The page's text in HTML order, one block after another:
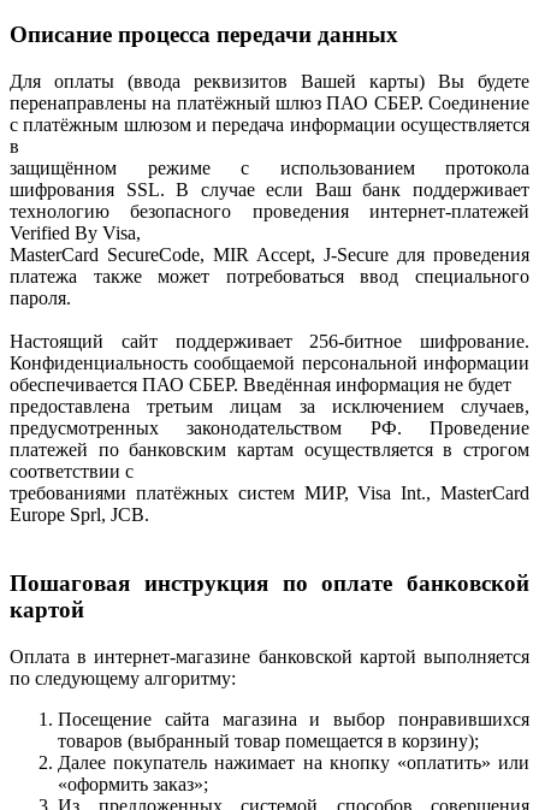
Описание процесса передачи данных
Для оплаты (ввода реквизитов Вашей карты) Вы будете
перенаправлены на платёжный шлюз ПАО СБЕР. Соединение
с платёжным шлюзом и передача информации осуществляется
в
защищённом режиме с использованием протокола
шифрования SSL. В случае если Ваш банк поддерживает
технологию безопасного проведения интернет-платежей
Verified By Visa,
MasterCard SecureCode, MIR Accept, J-Secure для проведения
платежа также может потребоваться ввод специального
пароля.
Настоящий сайт поддерживает 256-битное шифрование.
Конфиденциальность сообщаемой персональной информации
обеспечивается ПАО СБЕР. Введённая информация не будет
предоставлена третьим лицам за исключением случаев,
предусмотренных законодательством РФ. Проведение
платежей по банковским картам осуществляется в строгом
соответствии с
требованиями платёжных систем МИР, Visa Int., MasterCard
Europe Sprl, JCB.
Пошаговая инструкция по оплате банковской
картой
Оплата в интернет-магазине банковской картой выполняется
по следующему алгоритму:
Посещение сайта магазина и выбор понравившихся
товаров (выбранный товар помещается в корзину);
Далее покупатель нажимает на кнопку «оплатить» или
«оформить заказ»;
Из предложенных системой способов совершения